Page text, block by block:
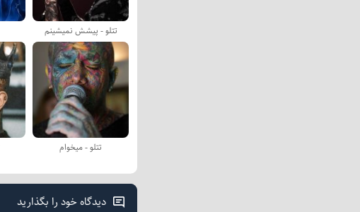
تتلو - پیشش نمیشینم
تتلو - میخوام
دیدگاه خود را بگذارید